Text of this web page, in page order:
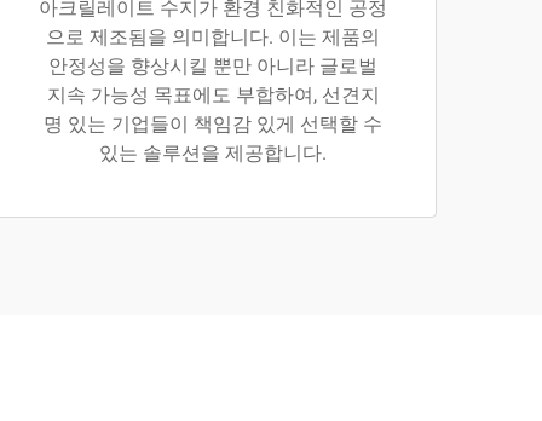
아크릴레이트 수지가 환경 친화적인 공정
으로 제조됨을 의미합니다. 이는 제품의
안정성을 향상시킬 뿐만 아니라 글로벌
지속 가능성 목표에도 부합하여, 선견지
명 있는 기업들이 책임감 있게 선택할 수
있는 솔루션을 제공합니다.